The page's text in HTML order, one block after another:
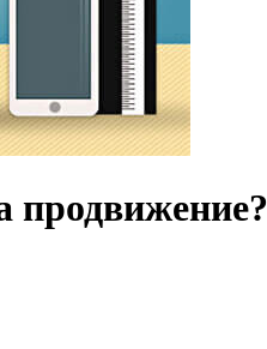
продвижение?